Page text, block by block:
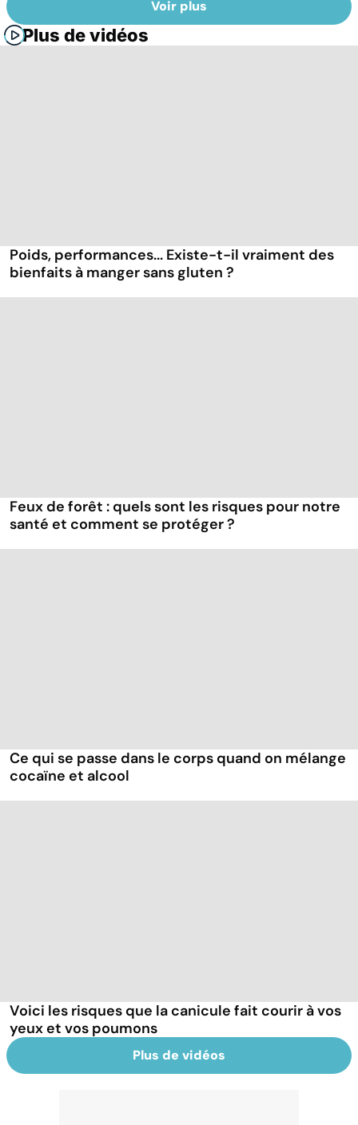
Voir plus
Plus de vidéos
Poids, performances... Existe-t-il vraiment des
bienfaits à manger sans gluten ?
Feux de forêt : quels sont les risques pour notre
santé et comment se protéger ?
Ce qui se passe dans le corps quand on mélange
cocaïne et alcool
Voici les risques que la canicule fait courir à vos
yeux et vos poumons
Plus de vidéos